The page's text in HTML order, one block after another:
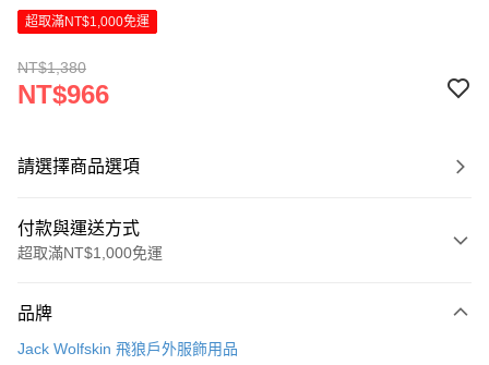
超取滿NT$1,000免運
NT$1,380
NT$966
請選擇商品選項
付款與運送方式
超取滿NT$1,000免運
信用卡一次付款
品牌
Jack Wolfskin 飛狼戶外服飾用品